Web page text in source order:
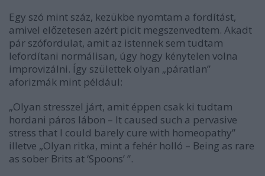
Egy szó mint száz, kezükbe nyomtam a fordítást,
amivel előzetesen azért picit megszenvedtem. Akadt
pár szófordulat, amit az istennek sem tudtam
lefordítani normálisan, úgy hogy kénytelen volna
improvizálni. Így születtek olyan „páratlan”
aforizmák mint például:
„Olyan stresszel járt, amit éppen csak ki tudtam
hordani páros lábon – It caused such a pervasive
stress that I could barely cure with homeopathy”
illetve „Olyan ritka, mint a fehér holló – Being as rare
as sober Brits at ‘Spoons’ ”.